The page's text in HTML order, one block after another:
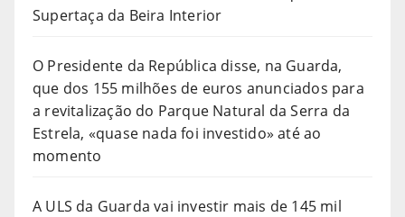
Supertaça da Beira Interior
O Presidente da República disse, na Guarda,
que dos 155 milhões de euros anunciados para
a revitalização do Parque Natural da Serra da
Estrela, «quase nada foi investido» até ao
momento
A ULS da Guarda vai investir mais de 145 mil